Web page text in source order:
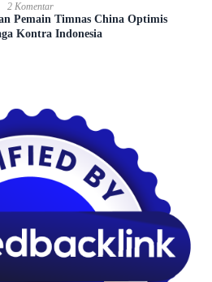
2 Komentar
Pemain Timnas China Optimis
Kontra Indonesia